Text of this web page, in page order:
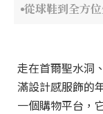
從球鞋到全方
走在首爾聖水洞
滿設計感服飾的
一個購物平台，